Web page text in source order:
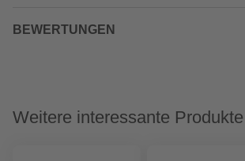
BEWERTUNGEN
Weitere interessante Produkte